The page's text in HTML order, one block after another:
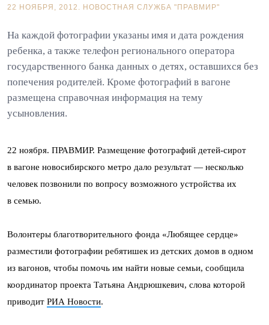
22 НОЯБРЯ, 2012. НОВОСТНАЯ СЛУЖБА "ПРАВМИР"
На каждой фотографии указаны имя и дата рождения
ребенка, а также телефон регионального оператора
государственного банка данных о детях, оставшихся без
попечения родителей. Кроме фотографий в вагоне
размещена справочная информация на тему
усыновления.
22 ноября. ПРАВМИР. Размещение фотографий детей-сирот
в вагоне новосибирского метро дало результат — несколько
человек позвонили по вопросу возможного устройства их
в семью.
Волонтеры благотворительного фонда «Любящее сердце»
разместили фотографии ребятишек из детских домов в одном
из вагонов, чтобы помочь им найти новые семьи, сообщила
координатор проекта Татьяна Андрюшкевич, слова которой
приводит РИА Новости.